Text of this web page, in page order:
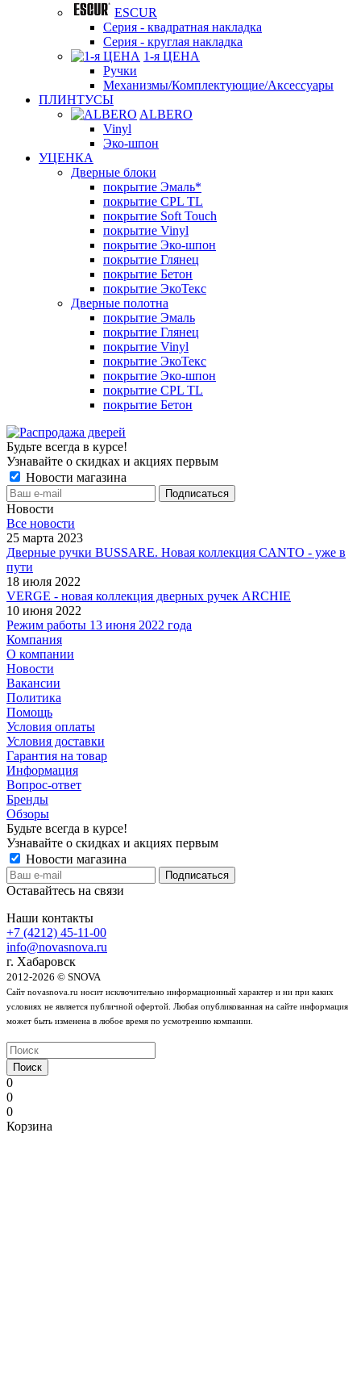
ESCUR
Серия - квадратная накладка
Серия - круглая накладка
1-я ЦЕНА
Ручки
Механизмы/Комплектующие/Аксессуары
ПЛИНТУСЫ
ALBERO
Vinyl
Эко-шпон
УЦЕНКА
Дверные блоки
покрытие Эмаль*
покрытие CPL TL
покрытие Soft Touch
покрытие Vinyl
покрытие Эко-шпон
покрытие Глянец
покрытие Бетон
покрытие ЭкоТекс
Дверные полотна
покрытие Эмаль
покрытие Глянец
покрытие Vinyl
покрытие ЭкоТекс
покрытие Эко-шпон
покрытие CPL TL
покрытие Бетон
Будьте всегда в курсе!
Узнавайте о скидках и акциях первым
Новости магазина
Новости
Все новости
25 марта 2023
Дверные ручки BUSSARE. Новая коллекция CANTO - уже в
пути
18 июля 2022
VERGE - новая коллекция дверных ручек ARCHIE
10 июня 2022
Режим работы 13 июня 2022 года
Компания
О компании
Новости
Вакансии
Политика
Помощь
Условия оплаты
Условия доставки
Гарантия на товар
Информация
Вопрос-ответ
Бренды
Обзоры
Будьте всегда в курсе!
Узнавайте о скидках и акциях первым
Новости магазина
Оставайтесь на связи
Наши контакты
+7 (4212) 45-11-00
info@novasnova.ru
г. Хабаровск
2012-2026 © SNOVA
Сайт novasnova.ru носит исключительно информационный характер и ни при каких
условиях не является публичной офертой. Любая опубликованная на сайте информация
может быть изменена в любое время по усмотрению компании.
Поиск
0
0
0
Корзина